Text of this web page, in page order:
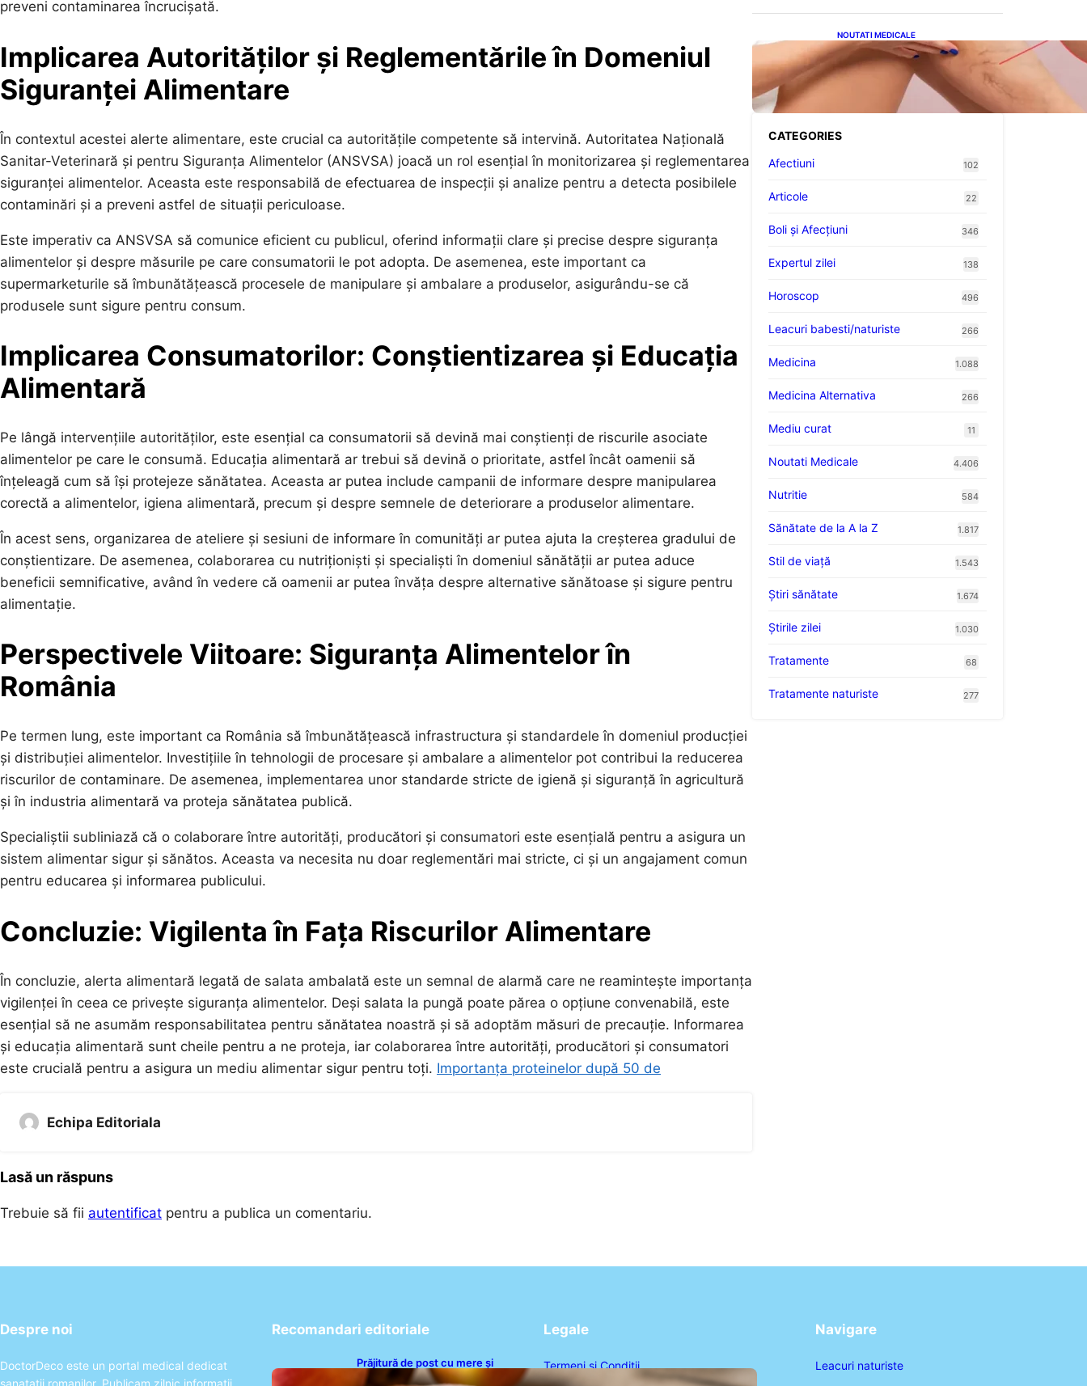
preveni contaminarea încrucișată.
Implicarea Autorităților și Reglementările în Domeniul
Siguranței Alimentare
În contextul acestei alerte alimentare, este crucial ca autoritățile competente să intervină. Autoritatea Națională
Sanitar-Veterinară și pentru Siguranța Alimentelor (ANSVSA) joacă un rol esențial în monitorizarea și reglementarea
siguranței alimentelor. Aceasta este responsabilă de efectuarea de inspecții și analize pentru a detecta posibilele
contaminări și a preveni astfel de situații periculoase.
Este imperativ ca ANSVSA să comunice eficient cu publicul, oferind informații clare și precise despre siguranța
alimentelor și despre măsurile pe care consumatorii le pot adopta. De asemenea, este important ca
supermarketurile să îmbunătățească procesele de manipulare și ambalare a produselor, asigurându-se că
produsele sunt sigure pentru consum.
Implicarea Consumatorilor: Conștientizarea și Educația
Alimentară
Pe lângă intervențiile autorităților, este esențial ca consumatorii să devină mai conștienți de riscurile asociate
alimentelor pe care le consumă. Educația alimentară ar trebui să devină o prioritate, astfel încât oamenii să
înțeleagă cum să își protejeze sănătatea. Aceasta ar putea include campanii de informare despre manipularea
corectă a alimentelor, igiena alimentară, precum și despre semnele de deteriorare a produselor alimentare.
În acest sens, organizarea de ateliere și sesiuni de informare în comunități ar putea ajuta la creșterea gradului de
conștientizare. De asemenea, colaborarea cu nutriționiști și specialiști în domeniul sănătății ar putea aduce
beneficii semnificative, având în vedere că oamenii ar putea învăța despre alternative sănătoase și sigure pentru
alimentație.
Perspectivele Viitoare: Siguranța Alimentelor în
România
Pe termen lung, este important ca România să îmbunătățească infrastructura și standardele în domeniul producției
și distribuției alimentelor. Investițiile în tehnologii de procesare și ambalare a alimentelor pot contribui la reducerea
riscurilor de contaminare. De asemenea, implementarea unor standarde stricte de igienă și siguranță în agricultură
și în industria alimentară va proteja sănătatea publică.
Specialiștii subliniază că o colaborare între autorități, producători și consumatori este esențială pentru a asigura un
sistem alimentar sigur și sănătos. Aceasta va necesita nu doar reglementări mai stricte, ci și un angajament comun
pentru educarea și informarea publicului.
Concluzie: Vigilenta în Fața Riscurilor Alimentare
În concluzie, alerta alimentară legată de salata ambalată este un semnal de alarmă care ne reamintește importanța
vigilenței în ceea ce privește siguranța alimentelor. Deși salata la pungă poate părea o opțiune convenabilă, este
esențial să ne asumăm responsabilitatea pentru sănătatea noastră și să adoptăm măsuri de precauție. Informarea
și educația alimentară sunt cheile pentru a ne proteja, iar colaborarea între autorități, producători și consumatori
este crucială pentru a asigura un mediu alimentar sigur pentru toți. Importanța proteinelor după 50 de
Echipa Editoriala
Lasă un răspuns
Trebuie să fii autentificat pentru a publica un comentariu.
NOUTATI MEDICALE
Varicele și Umflarea
Picioarelor pe Caniculă:
Înțelegerea Simptomelor și
Măsurilor de Prevenție
CATEGORIES
Afectiuni
102
Articole 22
Boli și Afecțiuni 346
Expertul zilei 138
Horoscop 496
Leacuri babesti/naturiste 266
Medicina 1.088
Medicina Alternativa 266
Mediu curat 11
Noutati Medicale 4.406
Nutritie 584
Sănătate de la A la Z 1.817
Stil de viaţă 1.543
Ştiri sănătate 1.674
Știrile zilei 1.030
Tratamente 68
Tratamente naturiste 277
Despre noi
DoctorDeco este un portal medical dedicat
sanatatii romanilor. Publicam zilnic informatii
Recomandari editoriale
Prăjitură de post cu mere și
scorțișoară: O Delicatesă Dulce
Legale
Termeni și Condiții
Navigare
Leacuri naturiste